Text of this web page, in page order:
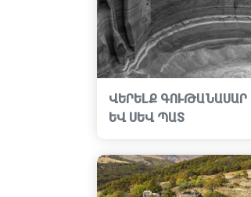
ՎԵՐԵԼՔ ԳՈՒԹԱՆԱՍԱՐ
ԵՎ ՍԵՎ ՊԱՏ